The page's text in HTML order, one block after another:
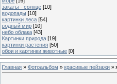
закаты - солнце [10]
водопады [10]
картинки леса [54]
водный мир [10]
небо облака [43]
Картинки природа [19]
картинки растения [50]
обои и картинки животные [0]
Главная » Фотоальбом » красивые пейзажи »